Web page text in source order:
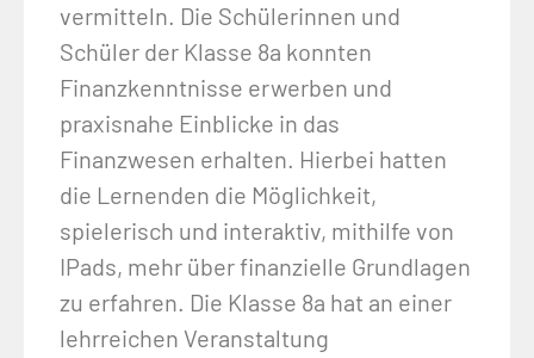
vermitteln. Die Schülerinnen und
Schüler der Klasse 8a konnten
Finanzkenntnisse erwerben und
praxisnahe Einblicke in das
Finanzwesen erhalten. Hierbei hatten
die Lernenden die Möglichkeit,
spielerisch und interaktiv, mithilfe von
IPads, mehr über finanzielle Grundlagen
zu erfahren. Die Klasse 8a hat an einer
lehrreichen Veranstaltung